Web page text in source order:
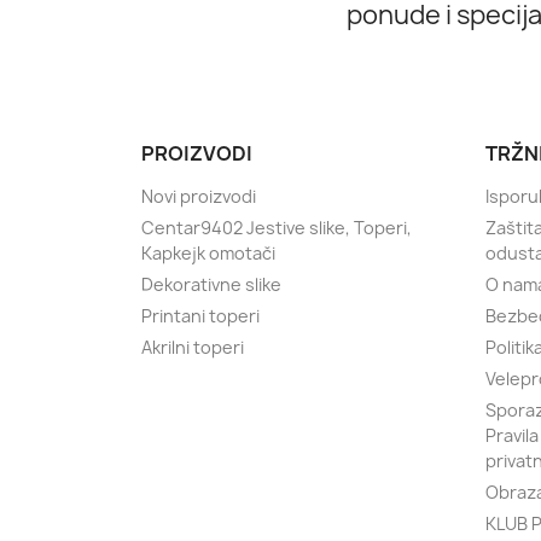
ponude i
PROIZVODI
Novi proizvodi
Centar9402 Jestive slike, Toperi,
Kapkejk omotači
Dekorativne slike
Printani toperi
Akrilni toperi
O
KLUB